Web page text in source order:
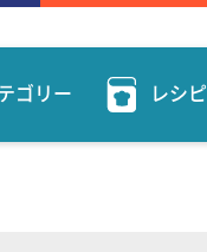
ゴリー レシピ